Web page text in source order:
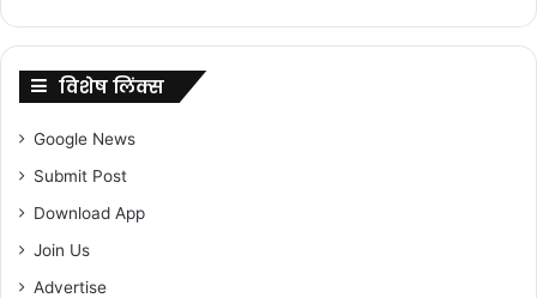
विशेष लिंक्स
Google News
Submit Post
Download App
Join Us
Advertise